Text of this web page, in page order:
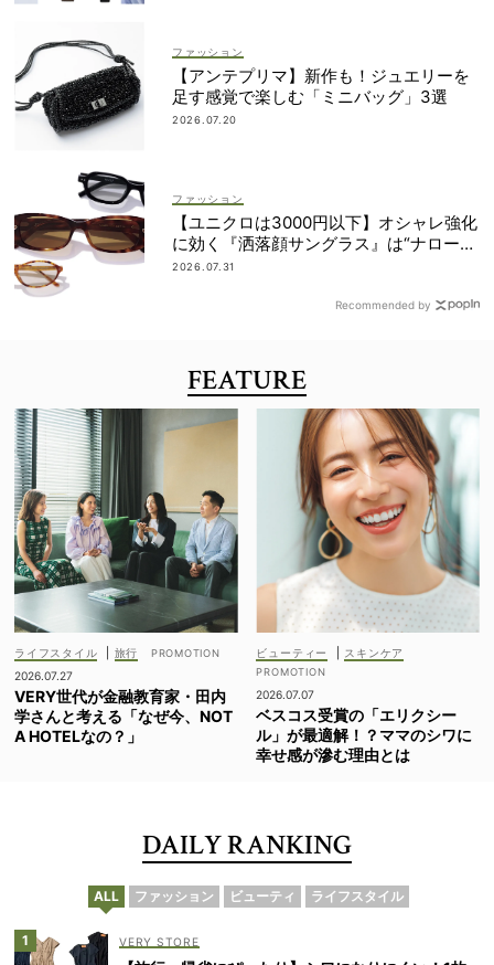
ファッション
【アンテプリマ】新作も！ジュエリーを
足す感覚で楽しむ「ミニバッグ」3選
2026.07.20
ファッション
【ユニクロは3000円以下】オシャレ強化
に効く『洒落顔サングラス』は“ナローフ
ォルム”が最旬！
2026.07.31
Recommended by
FEATURE
ライフスタイル
旅行
2026.07.27
VERY世代が金融教育家・田内
学さんと考える「なぜ今、NOT
A HOTELなの？」
ビューティー スキンケア
2026.07.07
ベスコス受賞の「エリクシー
ル」が最適解！？ママのシワに
幸せ感が滲む理由とは
DAILY RANKING
ALL ファッション ビューティ ライフスタイル
VERY STORE